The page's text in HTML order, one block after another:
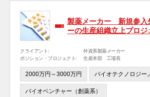
製薬メーカー 新規参入
ーの生産組織立上プロジ
クライアント:
外資系製薬メーカー
ポジション・プロジェクト:
生産本部 工場長
2000万円～3000万円 バイオテクノロジー
バイオベンチャー（創薬系）